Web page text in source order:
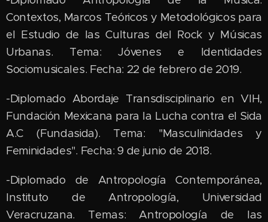
Contextos, Marcos Teóricos y Metodológicos para
el Estudio de las Culturas del Rock y Músicas
Urbanas. Tema: Jóvenes e Identidades
Sociomusicales. Fecha: 22 de febrero de 2019.
-Diplomado Abordaje Transdisciplinario en VIH,
Fundación Mexicana para la Lucha contra el Sida
A.C (Fundasida). Tema: "Masculinidades y
Feminidades". Fecha: 9 de junio de 2018.
-Diplomado de Antropología Contemporánea,
Instituto de Antropología, Universidad
Veracruzana. Temas: Antropología de las